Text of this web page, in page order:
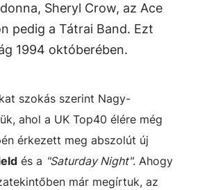
Sheryl Crow, az Ace
pedig a Tátrai Band. Ezt
1994 októberében.
szokás szerint Nagy-
ahol a UK Top40 élére még
érkezett meg abszolút új
és a "Saturday Night". Ahogy
már megírtuk, az